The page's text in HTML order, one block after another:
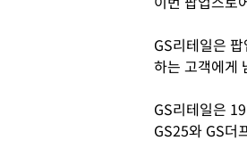
GS리테일은
하는 고객에게
GS리테일은
GS25와 GS더